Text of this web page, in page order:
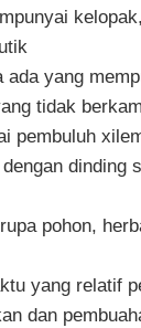
ada yang
tidak
pembuluh
dinding
pohon,
yang relatif
dan